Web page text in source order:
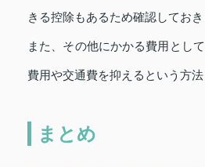
きる控除もあるため確認しておき
また、その他にかかる費用とし
費用や交通費を抑えるという方法
まとめ